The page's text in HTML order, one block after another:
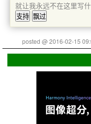
就让我永远不在这里写
posted @2016-02-15